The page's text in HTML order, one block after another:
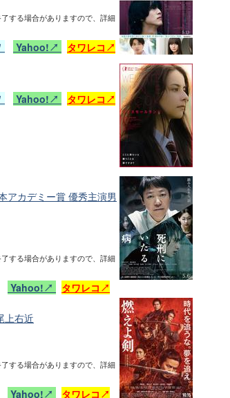
する場合がありますので、詳細
Yahoo!↗
タワレコ↗
Yahoo!↗ タワレコ↗
アカデミー賞 優秀主演男
する場合がありますので、詳細
Yahoo!↗
タワレコ↗
上右近
する場合がありますので、詳細
Yahoo!↗ タワレコ↗